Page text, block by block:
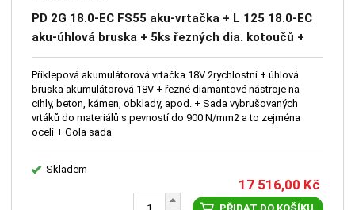
PD 2G 18.0-EC FS55 aku-vrtačka + L 125 18.0-EC
aku-úhlová bruska + 5ks řezných dia. kotoučů +
Sada vrtáků 91ks + Box 20ks kotouč 125mm +
Sada nářadí 130ks
Příklepová akumulátorová vrtačka 18V 2rychlostní + úhlová
bruska akumulátorová 18V + řezné diamantové nástroje na
cihly, beton, kámen, obklady, apod. + Sada vybrušovaných
vrtáků do materiálů s pevností do 900 N/mm2 a to zejména
ocelí + Gola sada
Skladem
17 516,00 Kč
PŘIDAT DO KOŠÍKU